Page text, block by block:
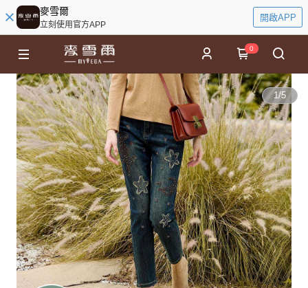
麥雪爾
立刻使用官方APP
開啟APP
0
1/5